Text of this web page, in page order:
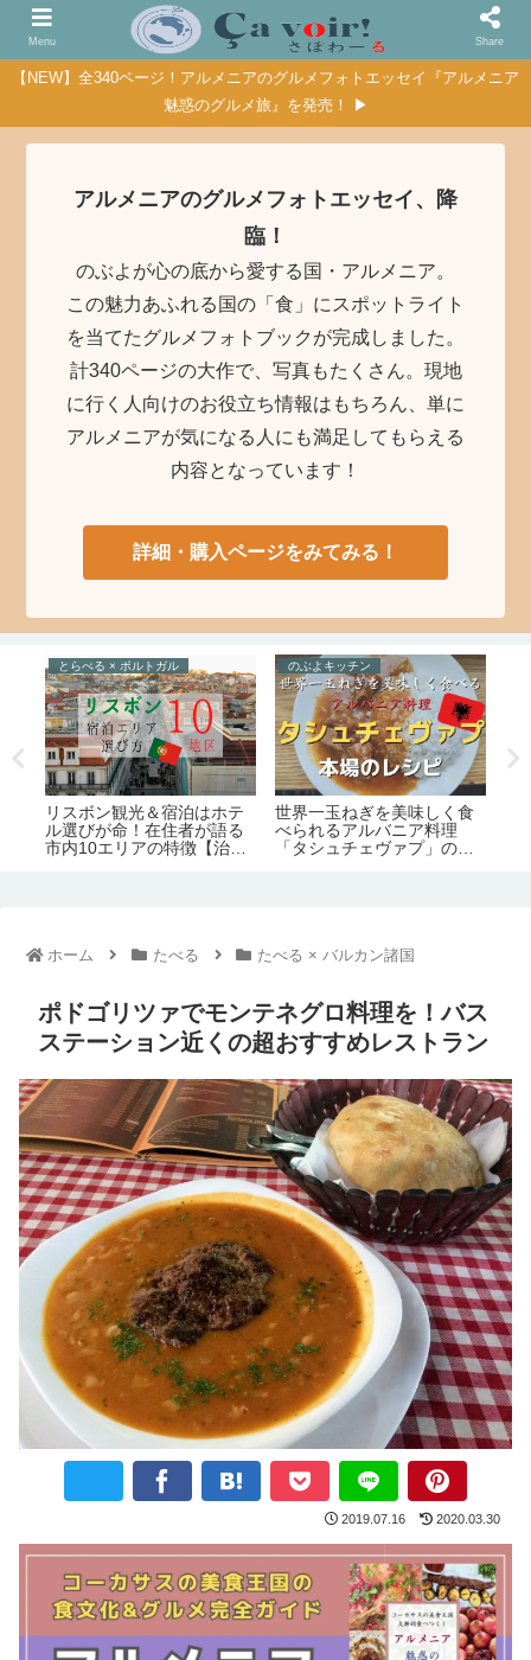
【NEW】全340ページ！アルメニアのグルメフォトエッセイ『アルメニア
魅惑のグルメ旅』を発売！ ▶
アルメニアのグルメフォトエッセイ、降
臨！
のぶよが心の底から愛する国・アルメニア。
この魅力あふれる国の「食」にスポットライト
を当てたグルメフォトブックが完成しました。
計340ページの大作で、写真もたくさん。現地
に行く人向けのお役立ち情報はもちろん、単に
アルメニアが気になる人にも満足してもらえる
内容となっています！
詳細・購入ページをみてみる！
とらべる × ジョージア
ジョージア旅行の必要日数
は？観光モデルルート徹底
解説。【5日間/1週間/2週
たべる × ポルトガル
とにかく絶品。在住者が語
るポルトガル名物料理の定
番15品【予算・おすすめレ
ホーム たべる たべる × バルカン諸国
ポドゴリツァでモンテネグロ料理を！バス
ステーション近くの超おすすめレストラン
2019.07.16 2020.03.30
Menu Share